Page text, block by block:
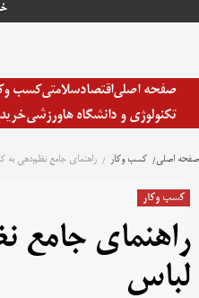
صفحه اصلیاقتصادسلامتیکسب
تکنولوژی و دانشگاه هاورزشیخرید
صفحه اصلی کسب وکار راهنمای جامع نظم‌دهی به
کسب وکار
راهنمای جامع
لباس